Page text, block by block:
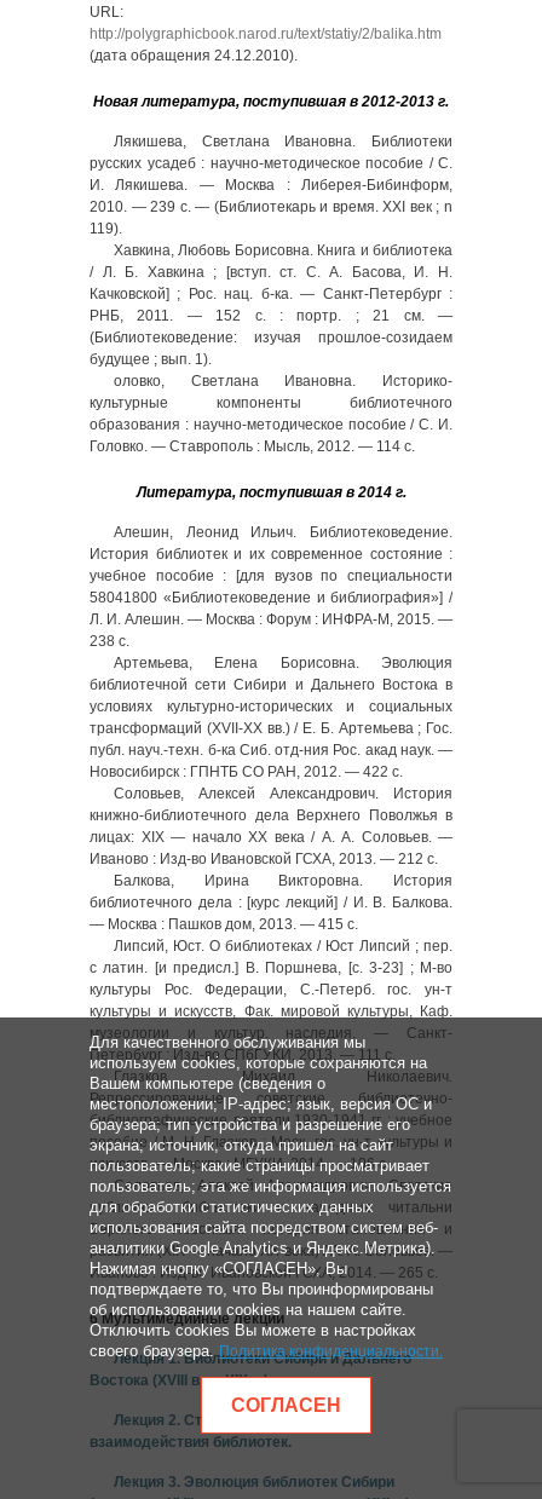
URL:
http://polygraphicbook.narod.ru/text/statiy/2/balika.htm
(дата обращения 24.12.2010).
Новая литература, поступившая в 2012-2013 г.
Лякишева, Светлана Ивановна. Библиотеки
русских усадеб : научно-методическое пособие / С.
И. Лякишева. — Москва : Либерея-Бибинформ,
2010. — 239 с. — (Библиотекарь и время. XXI век ; n
119).
Хавкина, Любовь Борисовна. Книга и библиотека
/ Л. Б. Хавкина ; [вступ. ст. С. А. Басова, И. Н.
Качковской] ; Рос. нац. б-ка. — Санкт-Петербург :
РНБ, 2011. — 152 с. : портр. ; 21 см. —
(Библиотековедение: изучая прошлое-созидаем
будущее ; вып. 1).
оловко, Светлана Ивановна. Историко-
культурные компоненты библиотечного
образования : научно-методическое пособие / С. И.
Головко. — Ставрополь : Мысль, 2012. — 114 с.
Литература, поступившая в 2014 г.
Алешин, Леонид Ильич. Библиотековедение.
История библиотек и их современное состояние :
учебное пособие : [для вузов по специальности
58041800 «Библиотековедение и библиография»] /
Л. И. Алешин. — Москва : Форум : ИНФРА-М, 2015. —
238 с.
Артемьева, Елена Борисовна. Эволюция
библиотечной сети Сибири и Дальнего Востока в
условиях культурно-исторических и социальных
трансформаций (XVII-XX вв.) / Е. Б. Артемьева ; Гос.
публ. науч.-техн. б-ка Сиб. отд-ния Рос. акад наук. —
Новосибирск : ГПНТБ СО РАН, 2012. — 422 с.
Соловьев, Алексей Александрович. История
книжно-библиотечного дела Верхнего Поволжья в
лицах: XIX — начало XX века / А. А. Соловьев. —
Иваново : Изд-во Ивановской ГСХА, 2013. — 212 с.
Балкова, Ирина Викторовна. История
библиотечного дела : [курс лекций] / И. В. Балкова.
— Москва : Пашков дом, 2013. — 415 с.
Липсий, Юст. О библиотеках / Юст Липсий ; пер.
с латин. [и предисл.] В. Поршнева, [с. 3-23] ; М-во
культуры Рос. Федерации, С.-Петерб. гос. ун-т
культуры и искусств, Фак. мировой культуры, Каф.
музеологии и культур. наследия. — Санкт-
Петербург : Изд-во СПбГУКИ, 2013. — 111 с.
Глазков, Михаил Николаевич.
Репрессированные советские библиотечно-
библиографические деятели 1930-1941 гг. : учебное
пособие / М. Н. Глазков ; Моск. гос. ун-т культуры и
искусств. — Москва : МГУКИ, 2014. — 106 с.
Соловьев, Алексей Александрович. Светские
публичные библиотеки и народные читальни
Верхнего Поволжья: история становления и
развития (XIX — начало XX века) / А. А. Соловьев. —
Иваново : Изд-во Ивановской ГСХА, 2014. — 265 с.
6 Мультимедийные лекции
Лекция 1. Библиотеки Сибири и Дальнего
Востока (XVIII в. — XIX в.).
Лекция 2. Становление системы
взаимодействия библиотек.
Лекция 3. Эволюция библиотек Сибири
Для качественного обслуживания мы
используем cookies, которые сохраняются на
Вашем компьютере (сведения о
местоположении; IP-адрес; язык, версия ОС и
браузера; тип устройства и разрешение его
экрана; источник, откуда пришел на сайт
пользователь; какие страницы просматривает
пользователь; эта же информация используется
для обработки статистических данных
использования сайта посредством систем веб-
аналитики Google Analytics и Яндекс.Метрика).
Нажимая кнопку «СОГЛАСЕН», Вы
подтверждаете то, что Вы проинформированы
об использовании cookies на нашем сайте.
Отключить cookies Вы можете в настройках
своего браузера.Политика конфиденциальности.
СОГЛАСЕН